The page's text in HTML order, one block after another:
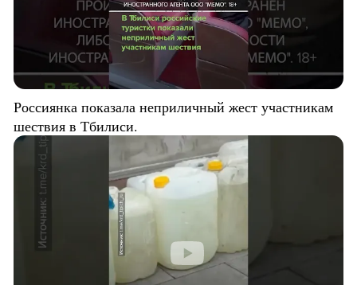
Россиянка показала неприличный жест участникам
шествия в Тбилиси.